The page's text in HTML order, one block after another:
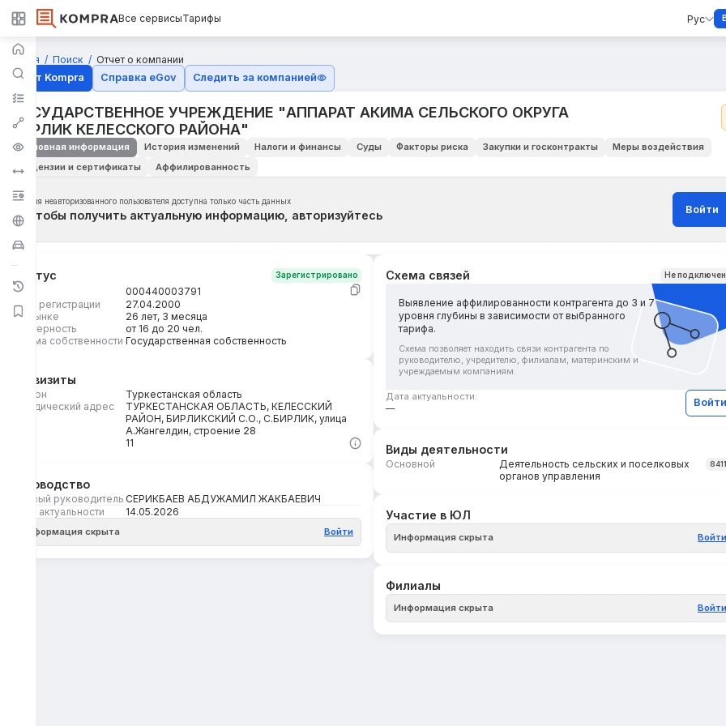
Все сервисыТарифы Рус
Главная Поиск
Отчет о компании
Отчёт Kompra
Справка eGov Следить за компанией
ГОСУДАРСТВЕННОЕ УЧРЕЖДЕНИЕ "АППАРАТ АКИМА СЕЛЬСКОГО ОКРУГА
БИРЛИК КЕЛЕССКОГО РАЙОНА"
Основная информация История изменений Налоги и финансы Суды Факторы риска Закупки и госконтракты
Меры воздействия
Лицензии и сертификаты
Аффилированность
Для неавторизованного пользователя доступна только часть данных
Чтобы получить актуальную информацию, авторизуйтесь Войти
Статус Зарегистрировано
БИН
000440003791
Дата регистрации
27.04.2000
На рынке
26 лет, 3 месяца
Размерность
от 16 до 20 чел.
Форма собственности Государственная собственность
Реквизиты
Регион
Туркестанская область
Юридический адрес
ТУРКЕСТАНСКАЯ ОБЛАСТЬ, КЕЛЕССКИЙ
РАЙОН, БИРЛИКСКИЙ С.О., С.БИРЛИК, улица
А.Жангелдин, строение 28
11
Руководство
Первый руководитель СЕРИКБАЕВ АБДУЖАМИЛ ЖАКБАЕВИЧ
Дата актуальности
14.05.2026
Информация скрыта Войти
Схема связей Не
Выявление аффилированности контрагента до 3 и 7
уровня глубины в зависимости от выбранного
тарифа.
Схема позволяет находить связи контрагента по
руководителю, учредителю, филиалам, материнским и
учреждаемым компаниям.
Дата актуальности:
—
Войти
Виды деятельности
Основной
Деятельность сельских и поселковых
органов управления
Участие в ЮЛ
Информация скрыта Войти
Филиалы
Информация скрыта Войти